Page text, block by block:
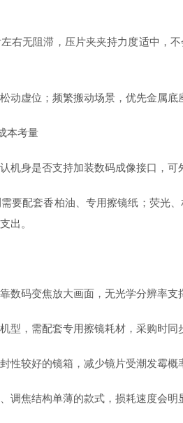
无阻滞，压片夹夹持力度适中，不
虚位；频繁搬动场景，优先金属底
本考量
身是否支持加装数码成像接口，可
配套香柏油、专用擦镜纸；荧光、
出。
码变焦放大画面，无光学分辨率支
，需配套专用擦镜耗材，采购时同
较好的镜箱，减少镜片受潮发霉概
焦结构单薄的款式，损耗速度会明